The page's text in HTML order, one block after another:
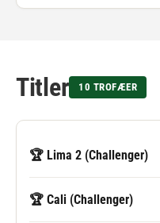
Titler 10 TROFÆER
🏆 Lima 2 (Challenger)
🏆 Cali (Challenger)